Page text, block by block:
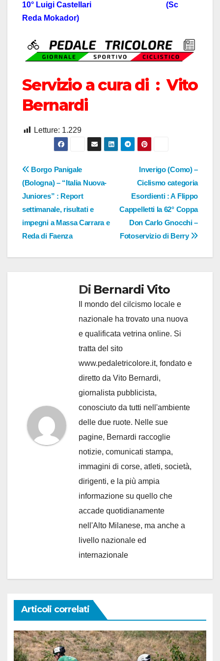
10° Luigi Castellari (Sc
Reda Mokador)
Servizio a cura di : Vito
Bernardi
Letture: 1.229
Navigazione
articoli
Inverigo (Como) –
Ciclismo categoria
Esordienti : A Flippo
Cappelletti la 62° Coppa
Don Carlo Gnocchi –
Fotoservizio di Berry
Borgo Panigale
(Bologna) – “Italia Nuova-
Juniores” : Report
settimanale, risultati e
impegni a Massa Carrara e
Reda di Faenza
Di Bernardi Vito
Il mondo del cilcismo locale e
nazionale ha trovato una nuova
e qualificata vetrina online. Si
tratta del sito
www.pedaletricolore.it, fondato e
diretto da Vito Bernardi,
giornalista pubblicista,
conosciuto da tutti nell'ambiente
delle due ruote. Nelle sue
pagine, Bernardi raccoglie
notizie, comunicati stampa,
immagini di corse, atleti, società,
dirigenti, e la più ampia
informazione su quello che
accade quotidianamente
nell'Alto Milanese, ma anche a
livello nazionale ed
internazionale
Articoli correlati